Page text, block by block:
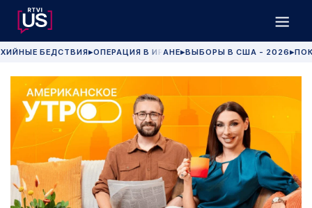
БЕДСТВИЯ▶ОПЕРАЦИЯ В ИРАНЕ▶ВЫБОРЫ В США - 2026 ▶